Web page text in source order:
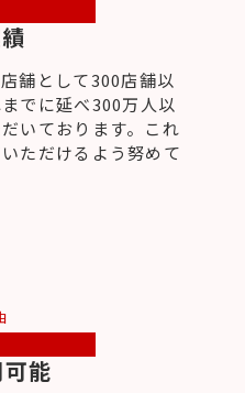
舗として300店舗以
でに延べ300万人以
いております。これ
ただけるよう努めて
能